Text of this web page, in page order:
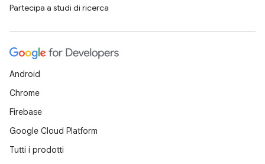
Partecipa a studi di ricerca
Android
Chrome
Firebase
Google Cloud Platform
Tutti i prodotti